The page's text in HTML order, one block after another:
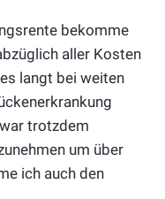
bekomme
aller Kosten
langt bei weiten
trotzdem
um über
ich auch den